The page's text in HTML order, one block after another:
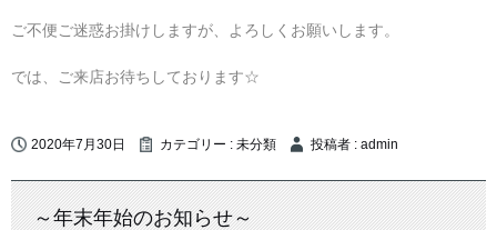
ご不便ご迷惑お掛けしますが、よろしくお願いします。
では、ご来店お待ちしております☆
2020年7月30日 カテゴリー : 未分類 投稿者 : admin
～年末年始のお知らせ～